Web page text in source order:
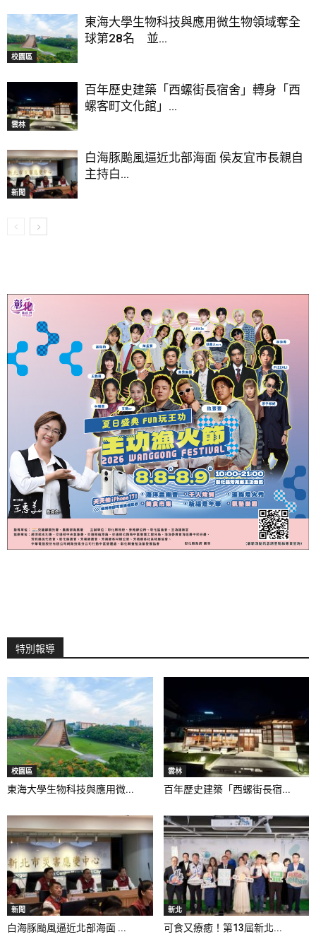
校園區
東海大學生物科技與應用微生物領域奪全
球第28名 並...
雲林
百年歷史建築「西螺街長宿舍」轉身「西
螺客町文化館」...
新聞
白海豚颱風逼近北部海面 侯友宜市長親自
主持白...
特別報導
校園區
東海大學生物科技與應用微...
雲林
百年歷史建築「西螺街長宿...
新聞
白海豚颱風逼近北部海面 ...
新北
可食又療癒！第13屆新北...